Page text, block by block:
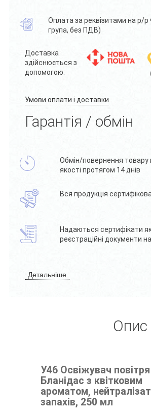
Оплата за реквізитами на р/
група, без ПДВ)
Доставка
здійснюється з
допомогою:
Умови оплати і доставки
Гарантія / обмін
Обмін/повернення товару
якості протягом 14 днів
Вся продукція
Надаються сертифікати
реєстраційні документи
Детальніше
Опис
У46 Освіжувач повітря
Бланідас з квітковим
ароматом,
запахів, 250 мл